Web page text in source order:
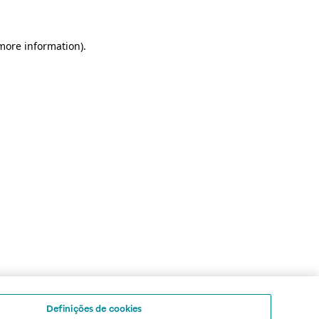
information).
Definições de cookies